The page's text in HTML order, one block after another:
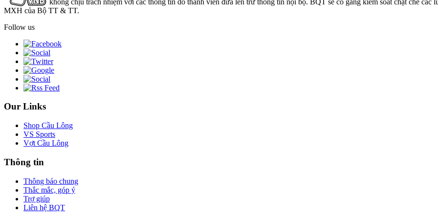
MXH của Bộ TT & TT.
Follow us
Our Links
Shop Cầu Lông
VS Sports
Vợt Cầu Lông
Thông tin
Thông báo chung
Thắc mắc, góp ý
Trợ giúp
Liên hệ BQT